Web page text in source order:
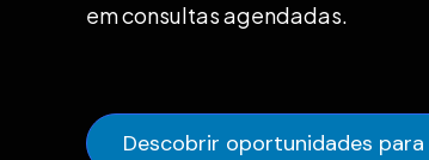
em consultas agendadas.
Descobrir oportunidades para